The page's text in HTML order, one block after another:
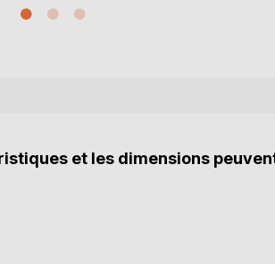
et les dimensions